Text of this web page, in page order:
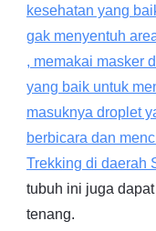
kesehatan yang
gak menyentuh
, memakai masker
yang baik untuk
masuknya droplet
berbicara dan
Trekking di daerah
tubuh ini juga
tenang.